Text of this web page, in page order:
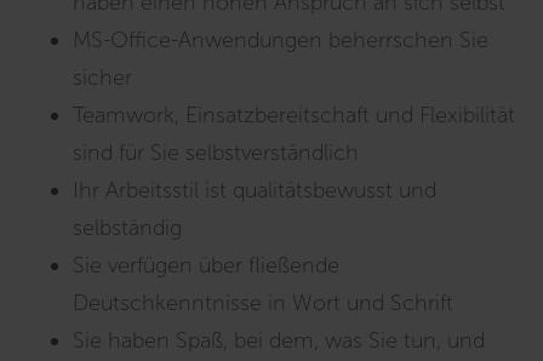
MS-Office-Anwendungen beherrschen Sie
sicher
Teamwork, Einsatzbereitschaft und Flexibilität
sind für Sie selbstverständlich
Ihr Arbeitsstil ist qualitätsbewusst und
selbständig
Sie verfügen über fließende
Deutschkenntnisse in Wort und Schrift
Sie haben Spaß, bei dem, was Sie tun, und